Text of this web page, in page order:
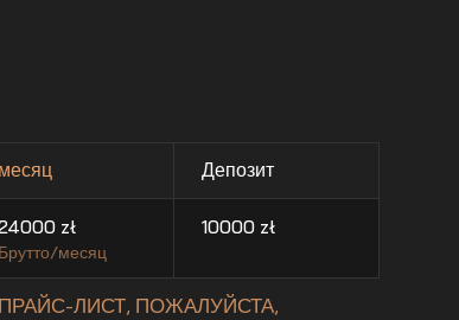
месяц
zł
Брутто/месяц
Депозит
10000 zł
ЛИСТ, ПОЖАЛУЙСТА,